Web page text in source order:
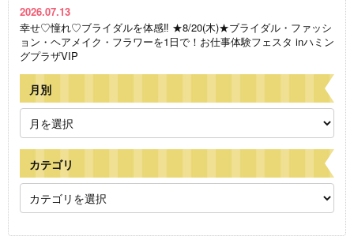
2026.07.13
幸せ♡憧れ♡ブライダルを体感‼ ★8/20(木)★ブライダル・ファッシ
ョン・ヘアメイク・フラワーを1日で！お仕事体験フェスタ inハミン
グプラザVIP
月別
カテゴリ